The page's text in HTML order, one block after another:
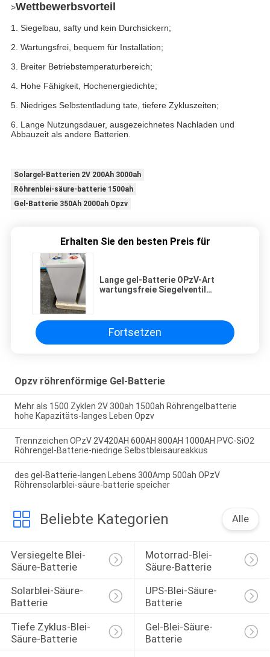
>Wettbewerbsvorteil
1. Siegelbau, safty und kein Durchsickern;
2. Wartungsfrei, bequem für Installation;
3. Breiter Betriebstemperaturbereich;
4. Hohe Fähigkeit, Hochenergiedichte;
5. Niedriges Selbstentladung tate, tiefere Zykluszeiten;
6. Lange Nutzungsdauer, ausgezeichnetes Nachladen und
Abbauzeit als andere Batterien.
Solargel-Batterien 2V 200Ah 3000ah
Röhrenblei-säure-batterie 1500ah
Gel-Batterie 350Ah 2000ah Opzv
Erhalten Sie den besten Preis für
Lange gel-Batterie OPzV-Art
wartungsfreie Siegelventil
Fortsetzen
Opzv röhrenförmige Gel-Batterie
Mehr als 1500 Zyklen 2V 300ah 1500ah Röhrengelbatterie
hohe Kapazitäts-langes Leben Opzv
Trennzeichen OPzV 2V420AH 600AH 800AH 1000AH PVC-SiO2
Röhrengel-Batterie-niedrige Selbstbleisäureakkus
des gel-Batterie-langen Lebens 300Amp 500ah OPzV
Röhrensolarblei-säure-batterie speicher
Beliebte Kategorien Alle
Versiegelte Blei-
Säure-Batterie
Motorrad-Blei-
Säure-Batterie
Solarblei-Säure-
Batterie
UPS-Blei-Säure-
Batterie
Tiefe Zyklus-Blei-
Säure-Batterie
Gel-Blei-Säure-
Batterie